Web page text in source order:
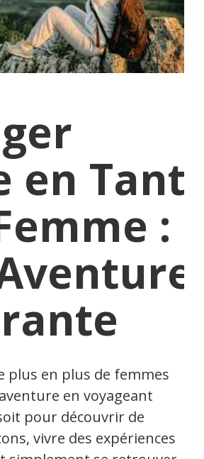
en Tant
:
plus en plus de femmes
en voyageant
pour découvrir de
vivre des expériences